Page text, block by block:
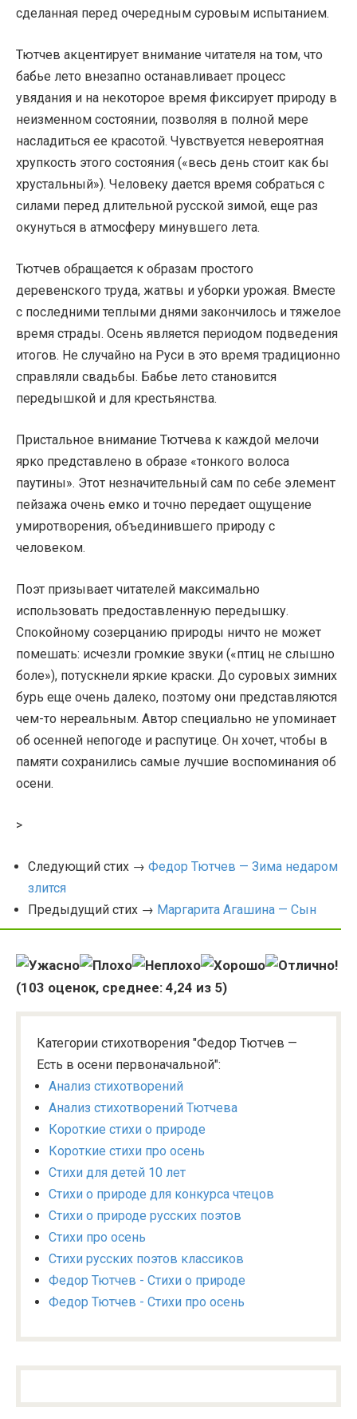
сделанная перед очередным суровым испытанием.
Тютчев акцентирует внимание читателя на том, что
бабье лето внезапно останавливает процесс
увядания и на некоторое время фиксирует природу в
неизменном состоянии, позволяя в полной мере
насладиться ее красотой. Чувствуется невероятная
хрупкость этого состояния («весь день стоит как бы
хрустальный»). Человеку дается время собраться с
силами перед длительной русской зимой, еще раз
окунуться в атмосферу минувшего лета.
Тютчев обращается к образам простого
деревенского труда, жатвы и уборки урожая. Вместе
с последними теплыми днями закончилось и тяжелое
время страды. Осень является периодом подведения
итогов. Не случайно на Руси в это время традиционно
справляли свадьбы. Бабье лето становится
передышкой и для крестьянства.
Пристальное внимание Тютчева к каждой мелочи
ярко представлено в образе «тонкого волоса
паутины». Этот незначительный сам по себе элемент
пейзажа очень емко и точно передает ощущение
умиротворения, объединившего природу с
человеком.
Поэт призывает читателей максимально
использовать предоставленную передышку.
Спокойному созерцанию природы ничто не может
помешать: исчезли громкие звуки («птиц не слышно
боле»), потускнели яркие краски. До суровых зимних
бурь еще очень далеко, поэтому они представляются
чем-то нереальным. Автор специально не упоминает
об осенней непогоде и распутице. Он хочет, чтобы в
памяти сохранились самые лучшие воспоминания об
осени.
>
Следующий стих → Федор Тютчев — Зима недаром
злится
Предыдущий стих → Маргарита Агашина — Сын
(103 оценок, среднее: 4,24 из 5)
Категории стихотворения "Федор Тютчев —
Есть в осени первоначальной":
Анализ стихотворений
Анализ стихотворений Тютчева
Короткие стихи о природе
Короткие стихи про осень
Стихи для детей 10 лет
Стихи о природе для конкурса чтецов
Стихи о природе русских поэтов
Стихи про осень
Стихи русских поэтов классиков
Федор Тютчев - Стихи о природе
Федор Тютчев - Стихи про осень